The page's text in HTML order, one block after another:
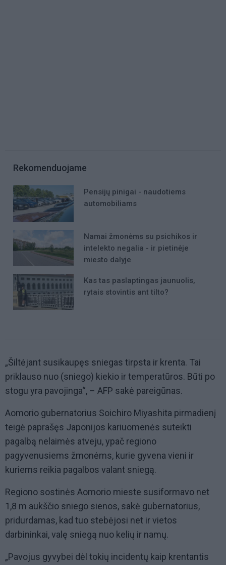
Rekomenduojame
Pensijų pinigai - naudotiems
automobiliams
Namai žmonėms su psichikos ir
intelekto negalia - ir pietinėje
miesto dalyje
Kas tas paslaptingas jaunuolis,
rytais stovintis ant tilto?
„Šiltėjant susikaupęs sniegas tirpsta ir krenta. Tai
priklauso nuo (sniego) kiekio ir temperatūros. Būti po
stogu yra pavojinga“, – AFP sakė pareigūnas.
Aomorio gubernatorius Soichiro Miyashita pirmadienį
teigė paprašęs Japonijos kariuomenės suteikti
pagalbą nelaimės atveju, ypač regiono
pagyvenusiems žmonėms, kurie gyvena vieni ir
kuriems reikia pagalbos valant sniegą.
Regiono sostinės Aomorio mieste susiformavo net
1,8 m aukščio sniego sienos, sakė gubernatorius,
pridurdamas, kad tuo stebėjosi net ir vietos
darbininkai, valę sniegą nuo kelių ir namų.
„Pavojus gyvybei dėl tokių incidentų kaip krentantis